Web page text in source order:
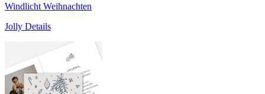
Windlicht Weihnachten
Jolly Details